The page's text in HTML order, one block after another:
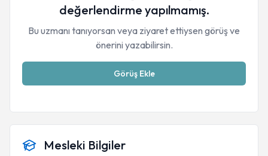
değerlendirme yapılmamış.
Bu uzmanı tanıyorsan veya ziyaret ettiysen görüş ve
önerini yazabilirsin.
Görüş Ekle
Mesleki Bilgiler